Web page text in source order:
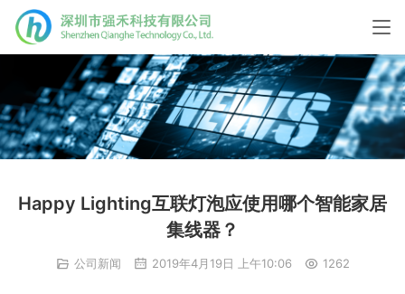
Happy Lighting互联灯泡应使用哪个智能家居
集线器？
公司新闻 2019年4月19日 上午10:06 1262